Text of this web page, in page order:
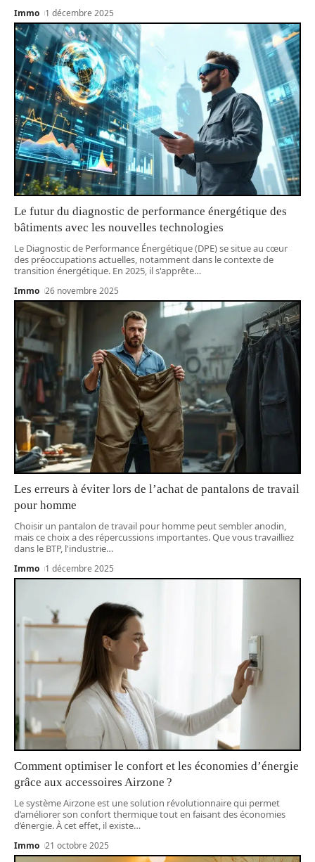
Immo 1 décembre 2025
Le futur du diagnostic de performance énergétique des
bâtiments avec les nouvelles technologies
Le Diagnostic de Performance Énergétique (DPE) se situe au cœur
des préoccupations actuelles, notamment dans le contexte de
transition énergétique. En 2025, il s'apprête…
Immo 26 novembre 2025
Les erreurs à éviter lors de l’achat de pantalons de travail
pour homme
Choisir un pantalon de travail pour homme peut sembler anodin,
mais ce choix a des répercussions importantes. Que vous travailliez
dans le BTP, l'industrie…
Immo 1 décembre 2025
Comment optimiser le confort et les économies d’énergie
grâce aux accessoires Airzone ?
Le système Airzone est une solution révolutionnaire qui permet
d’améliorer son confort thermique tout en faisant des économies
d’énergie. À cet effet, il existe…
Immo 21 octobre 2025